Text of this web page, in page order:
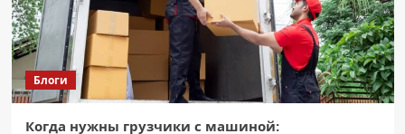
Блоги
Когда нужны грузчики с машиной: